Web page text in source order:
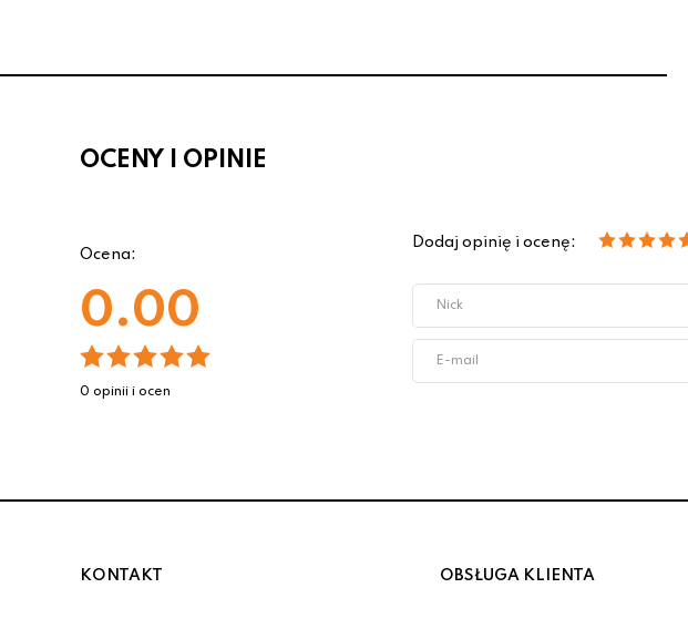
OCENY I OPINIE
Ocena:
0.00
0 opinii i ocen
Dodaj opinię i ocenę:
KONTAKT OBSŁUGA KLIENTA